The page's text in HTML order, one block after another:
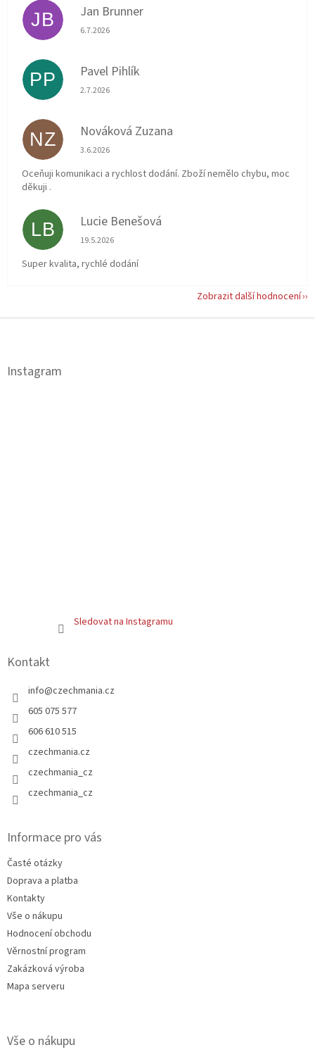
JB Jan Brunner
Hodnocení obchodu je 5 z 5 hvězdiček.
6.7.2026
PP Pavel Pihlík
Hodnocení obchodu je 5 z 5 hvězdiček.
2.7.2026
NZ Nováková Zuzana
Hodnocení obchodu je 5 z 5 hvězdiček.
3.6.2026
Oceňuji komunikaci a rychlost dodání. Zboží nemělo chybu, moc
děkuji .
LB Lucie Benešová
Hodnocení obchodu je 5 z 5 hvězdiček.
19.5.2026
Super kvalita, rychlé dodání
Zobrazit další hodnocení
Z
Instagram
Sledovat na Instagramu
Kontakt
info@czechmania.cz
605 075 577
606 610 515
czechmania.cz
czechmania_cz
czechmania_cz
Informace pro vás
Časté otázky
Doprava a platba
Kontakty
Vše o nákupu
Hodnocení obchodu
Věrnostní program
Zakázková výroba
Mapa serveru
Vše o nákupu